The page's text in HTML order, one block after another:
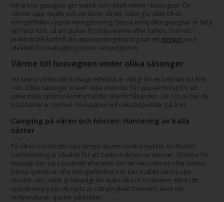
Infraröda gasugnar ger snabb och riktad värme i husvagnar. De
värmer upp objekt och personer direkt, vilket gör dem till en
energieffektiv uppvärmningslösning. Dessa kompakta gasugnar är lätta
att flytta runt, så att du kan fördela värmen efter behov. Som ett
praktiskt tillskott till din uppvärmningslösning kan ett gasspisvara
idealiskt för matlagning under campingturen.
Värme till husvagnen under olika säsonger
Att kunna värma din husvagn effektivt är viktigt för en bekväm tid året
runt. Olika säsonger kräver olika metoder för uppvärmning för att
säkerställa optimal komfort under alla förhållanden. Låt oss se hur du
bäst hanterar värmen i husvagnen vid olika tidpunkter på året.
Camping på våren och hösten: Hantering av kalla
nätter
På våren och hösten kan temperaturen variera mycket. En flexibel
värmelösning är idealisk för att hantera dessa variationer. Elvärme för
husvagn kan vara praktiskt eftersom det lätt kan justeras efter behov.
Dessa system är ofta energieffektiva och kan snabbt värma upp
mindre rum, vilket är lämpligt för svala våroch höstnätter. Med rätt
uppvärmning kan du njuta av campinglivet bekvämt, även när
temperaturen sjunker på kvällen.